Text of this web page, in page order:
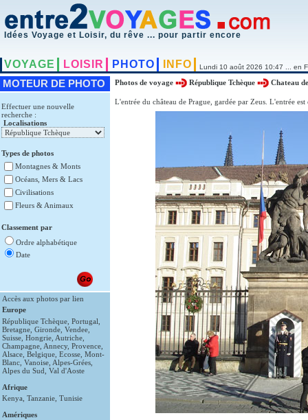
Idées Voyage et Loisir, du rêve ... pour partir encore
VOYAGE LOISIR PHOTO INFO Lundi 10 août 2026 10:47 ... en
MOTEUR DE PHOTO
Effectuer une nouvelle
recherche :
Localisations
Types de photos
Montagnes & Monts
Océans, Mers & Lacs
Civilisations
Fleurs & Animaux
Classement par
Ordre alphabétique
Date
Accès aux photos par lien
Europe
République Tchèque Portugal
Bretagne Gironde Vendee
Suisse Hongrie Autriche
Champagne Annecy, Provence
Alsace Belgique Ecosse Mont-
Blanc Vanoise Alpes-Grées
Alpes du Sud Val d'Aoste
Afrique
Kenya Tanzanie Tunisie
Amériques
Photos de voyage République Tchèque Chateau
L'entrée du château de Prague, gardée par Zeus. L'entrée